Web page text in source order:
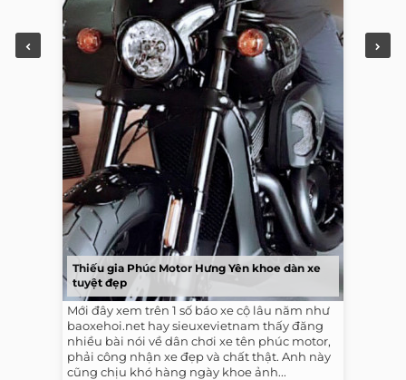
Thiếu gia Phúc Motor Hưng Yên khoe dàn xe
tuyệt đẹp
Mới đây xem trên 1 số báo xe cộ lâu năm như
baoxehoi.net hay sieuxevietnam thấy đăng
nhiều bài nói về dân chơi xe tên phúc motor,
phải công nhận xe đẹp và chất thật. Anh này
cũng chịu khó hàng ngày khoe ảnh...